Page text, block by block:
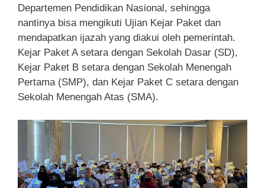
Departemen Pendidikan Nasional, sehingga
nantinya bisa mengikuti Ujian Kejar Paket dan
mendapatkan ijazah yang diakui oleh pemerintah.
Kejar Paket A setara dengan Sekolah Dasar (SD),
Kejar Paket B setara dengan Sekolah Menengah
Pertama (SMP), dan Kejar Paket C setara dengan
Sekolah Menengah Atas (SMA).